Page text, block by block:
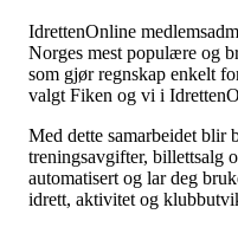
IdrettenOnline
Norges mest populære og
som gjør regnskap enkelt
valgt Fiken og vi i
Med dette samarbeidet blir
treningsavgifter, billettsalg
automatisert og lar deg
idrett, aktivitet og